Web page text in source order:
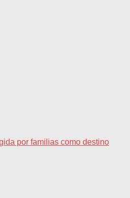
por familias como destino